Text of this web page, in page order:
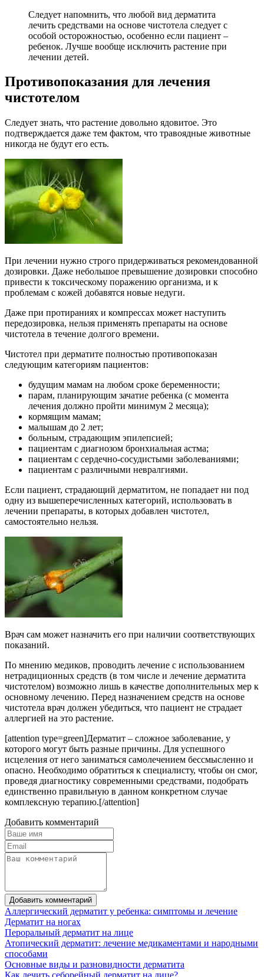
Следует напомнить, что любой вид дерматита
лечить средствами на основе чистотела следует с
особой осторожностью, особенно если пациент –
ребенок. Лучше вообще исключить растение при
лечении детей.
Противопоказания для лечения
чистотелом
Следует знать, что растение довольно ядовитое. Это
подтверждается даже тем фактом, что травоядные животные
никогда не будут его есть.
При лечении нужно строго придерживаться рекомендованной
дозировки. Даже небольшое превышение дозировки способно
привести к токсическому поражению организма, и к
проблемам с кожей добавятся новые недуги.
Даже при протираниях и компрессах может наступить
передозировка, нельзя применять препараты на основе
чистотела в течение долгого времени.
Чистотел при дерматите полностью противопоказан
следующим категориям пациентов:
будущим мамам на любом сроке беременности;
парам, планирующим зачатие ребенка (с момента
лечения должно пройти минимум 2 месяца);
кормящим мамам;
малышам до 2 лет;
больным, страдающим эпилепсией;
пациентам с диагнозом бронхиальная астма;
пациентам с сердечно-сосудистыми заболеваниями;
пациентам с различными невралгиями.
Если пациент, страдающий дерматитом, не попадает ни под
одну из вышеперечисленных категорий, использовать в
лечении препараты, в которых добавлен чистотел,
самостоятельно нельзя.
Врач сам может назначить его при наличии соответствующих
показаний.
По мнению медиков, проводить лечение с использованием
нетрадиционных средств (в том числе и лечение дерматита
чистотелом) возможно лишь в качестве дополнительных мер к
основному лечению. Перед назначением средств на основе
чистотела врач должен убедиться, что пациент не страдает
аллергией на это растение.
[attention type=green]Дерматит – сложное заболевание, у
которого могут быть разные причины. Для успешного
исцеления от него заниматься самолечением бессмысленно и
опасно. Необходимо обратиться к специалисту, чтобы он смог,
проведя диагностику современными средствами, подобрать
единственно правильную в данном конкретном случае
комплексную терапию.[/attention]
Добавить комментарий
Добавить комментарий
Аллергический дерматит у ребенка: симптомы и лечение
Дерматит на ногах
Пероральный дерматит на лице
Атопический дерматит: лечение медикаментами и народными
способами
Основные виды и разновидности дерматита